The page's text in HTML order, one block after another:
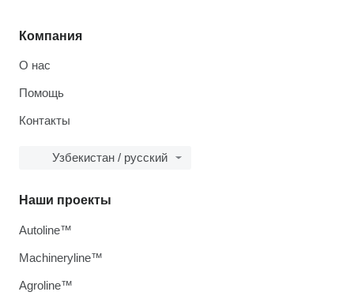
Компания
О нас
Помощь
Контакты
Узбекистан / русский
Наши проекты
Autoline™
Machineryline™
Agroline™